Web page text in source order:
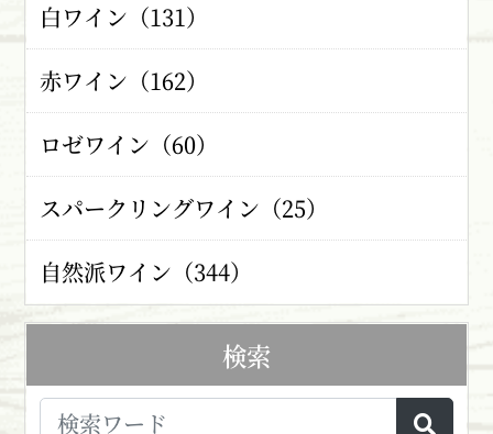
白ワイン（131）
赤ワイン（162）
ロゼワイン（60）
スパークリングワイン（25）
自然派ワイン（344）
検索